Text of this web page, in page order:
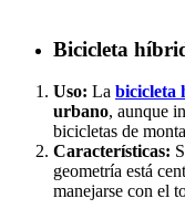
Bicicleta
Uso: La bicicleta
urbano, aunque
bicicletas de
Características:
geometría está
manejarse con el